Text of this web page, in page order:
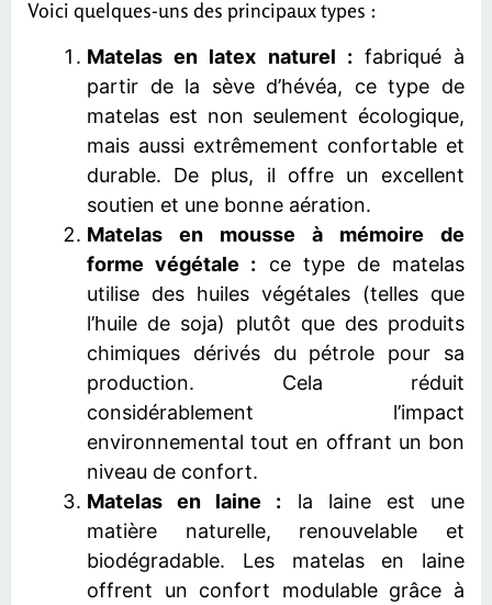
Voici quelques-uns des principaux types :
Matelas en latex naturel : fabriqué à
partir de la sève d’hévéa, ce type de
matelas est non seulement écologique,
mais aussi extrêmement confortable et
durable. De plus, il offre un excellent
soutien et une bonne aération.
Matelas en mousse à mémoire de
forme végétale : ce type de matelas
utilise des huiles végétales (telles que
l’huile de soja) plutôt que des produits
chimiques dérivés du pétrole pour sa
production. Cela réduit
considérablement l’impact
environnemental tout en offrant un bon
niveau de confort.
Matelas en laine : la laine est une
matière naturelle, renouvelable et
biodégradable. Les matelas en laine
offrent un confort modulable grâce à